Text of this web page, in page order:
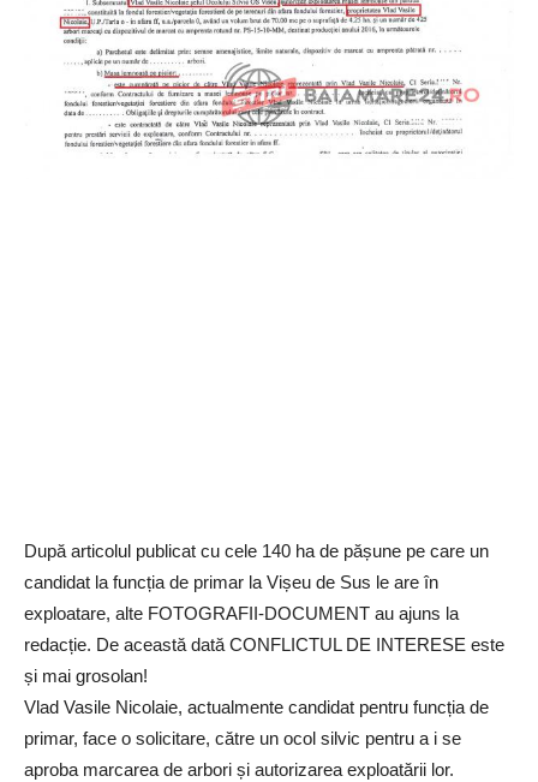
După articolul publicat cu cele 140 ha de pășune pe care un
candidat la funcția de primar la Vișeu de Sus le are în
exploatare, alte FOTOGRAFII-DOCUMENT au ajuns la
redacție. De această dată CONFLICTUL DE INTERESE este
și mai grosolan!
Vlad Vasile Nicolaie, actualmente candidat pentru funcția de
primar, face o solicitare, către un ocol silvic pentru a i se
aproba marcarea de arbori și autorizarea exploatării lor.